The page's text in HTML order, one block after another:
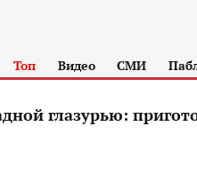
Топ Видео СМИ
глазурью: